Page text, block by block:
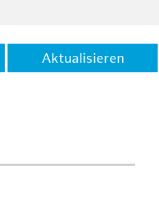
Aktualisieren